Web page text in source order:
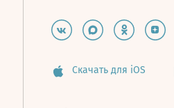
Скачать для iOS